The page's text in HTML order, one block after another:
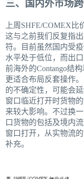
三、国内外市场
上周SHFE/COMEX比
这与之前我们反复指
符。目前虽然国内受
水平处于低位，而出
前海外的Contango结
更适合布局反套操作
的不确定性，可能会
窗口临近打开时货物
来较大影响。不过换
口货物的包括及境内
窗口打开，从实物流
补充。